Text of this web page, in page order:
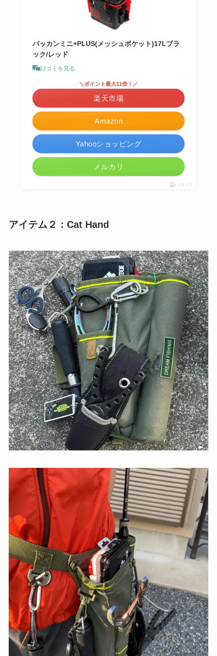
バッカンミニ+PLUS(メッシュポケット)17Lブラ
ック/レッド
口コミを見る
Amazon
＼ポイント最大11倍！／
楽天市場
Yahooショッピング
メルカリ
ポチップ
アイテム２：Cat Hand